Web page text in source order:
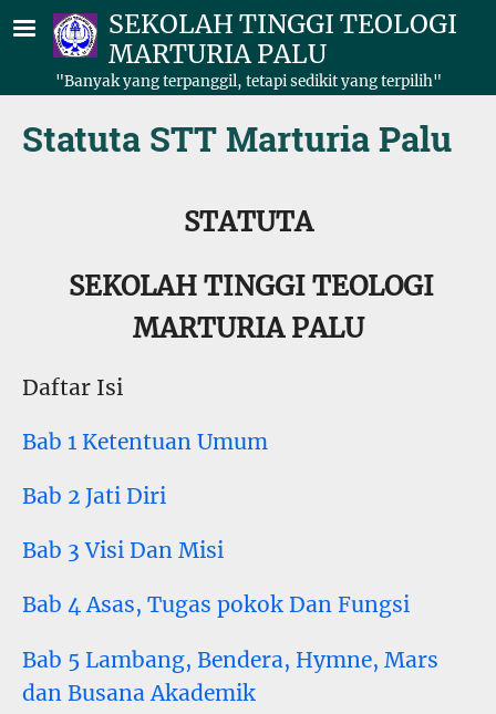
Lompat ke isi utamaSEKOLAH TINGGI TEOLOGI
MARTURIA PALU
"Banyak yang terpanggil, tetapi sedikit yang terpilih"
Statuta STT Marturia Palu
STATUTA
SEKOLAH TINGGI TEOLOGI
MARTURIA PALU
Daftar Isi
Bab 1 Ketentuan Umum
Bab 2 Jati Diri
Bab 3 Visi Dan Misi
Bab 4 Asas, Tugas pokok Dan Fungsi
Bab 5 Lambang, Bendera, Hymne, Mars
dan Busana Akademik